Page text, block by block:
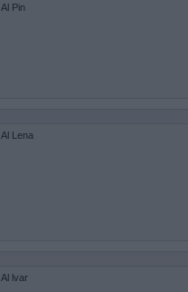
Al Pin
Al Lena
Al lvar